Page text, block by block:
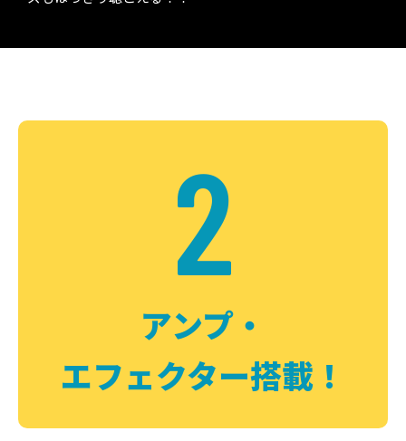
2
アンプ・
エフェクター搭載！